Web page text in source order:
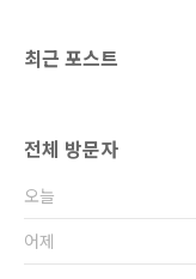
최근 포스트
전체 방문자
오늘
어제